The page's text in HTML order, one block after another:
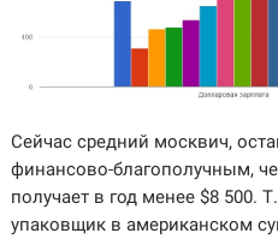
Сейчас средний москвич,
финансово-благополучным,
получает в год менее $8 500.
упаковщик в американском